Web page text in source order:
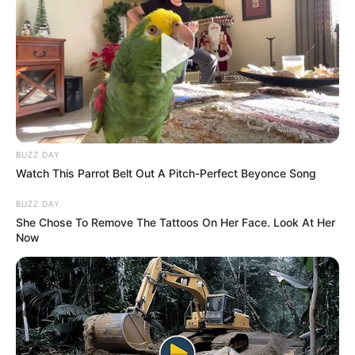
AIDA VICTORIA MERLANO
DISFRACES
INFLUENCIADORES
MANTÉNGASE EN ALERTA
Tenemos todas las noticias que le
favor, active las notificaciones de Alerta.
ACTIVAR AHORA
TEMAS DESTACADOS
EMERGENCIAS POR LLUVIAS
BUZZ DAY
Watch This Parrot Belt Out A Pitch-Perfect Beyonce Song
BUZZ DAY
She Chose To Remove The Tattoos On Her Face. Look At Her
Now